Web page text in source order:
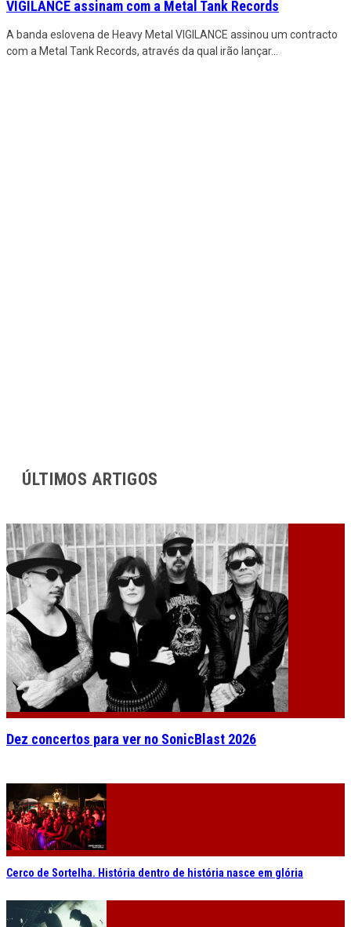
VIGILANCE assinam com a Metal Tank Records
A banda eslovena de Heavy Metal VIGILANCE assinou um contracto
com a Metal Tank Records, através da qual irão lançar...
ÚLTIMOS ARTIGOS
Dez concertos para ver no SonicBlast 2026
Cerco de Sortelha. História dentro de história nasce em glória